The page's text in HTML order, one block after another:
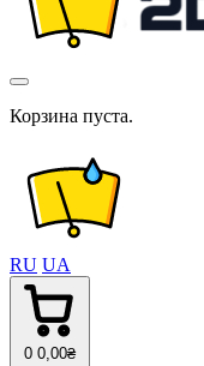
Корзина пуста.
RU UA
0 0 ,00₴